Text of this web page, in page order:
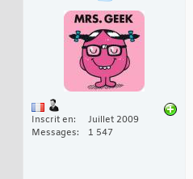
Inscrit en
Juillet 2009
Messages
1 547